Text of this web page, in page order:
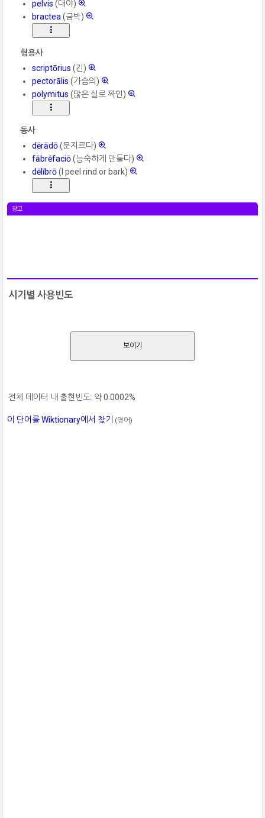
pelvis (대야)
bractea (금박)
형용사
scriptōrius (긴)
pectorālis (가슴의)
polymitus (많은 실로 짜인)
동사
dērādō(문지르다)
fābrēfaciō(능숙하게 만들다)
dēlībrō(I peel rind or bark)
광고
시기별 사용빈도
보이기
전체 데이터 내 출현빈도: 약 0.0002%
이 단어를 Wiktionary에서 찾기 (영어)